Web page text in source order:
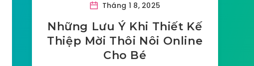
Tháng 1 8, 2025
Những Lưu Ý Khi Thiết Kế
Thiệp Mời Thôi Nôi Online
Cho Bé